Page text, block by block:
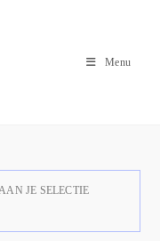
Menu
JE SELECTIE